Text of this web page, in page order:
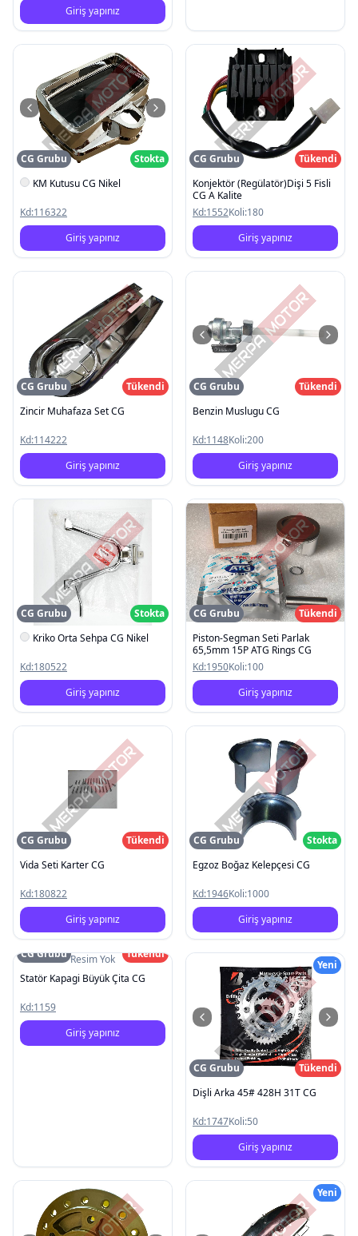
Giriş yapınız
CG Grubu
Stokta
KM Kutusu CG Nikel
Kd:116322
Giriş yapınız
CG Grubu
Tükendi
Konjektör (Regülatör)Dişi 5 Fisli
CG A Kalite
Kd:1552Koli:180
Giriş yapınız
CG Grubu
Tükendi
Zincir Muhafaza Set CG
Kd:114222
Giriş yapınız
CG Grubu
Tükendi
Benzin Muslugu CG
Kd:1148Koli:200
Giriş yapınız
CG Grubu
Stokta
Kriko Orta Sehpa CG Nikel
Kd:180522
Giriş yapınız
CG Grubu
Tükendi
Piston-Segman Seti Parlak
65,5mm 15P ATG Rings CG
Kd:1950Koli:100
Giriş yapınız
CG Grubu
Tükendi
Vida Seti Karter CG
Kd:180822
Giriş yapınız
CG Grubu
Stokta
Egzoz Boğaz Kelepçesi CG
Kd:1946Koli:1000
Giriş yapınız
Resim Yok
CG Grubu
Tükendi
Statör Kapagi Büyük Çita CG
Kd:1159
Giriş yapınız
Yeni
CG Grubu
Tükendi
Dişli Arka 45# 428H 31T CG
Kd:1747Koli:50
Giriş yapınız
Yeni